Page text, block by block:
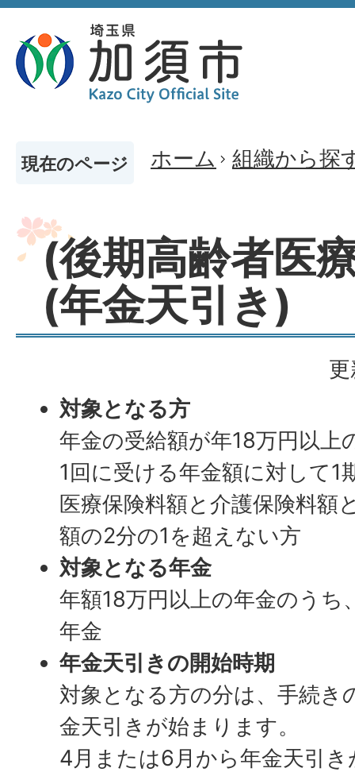
現在のページ ホーム 組織から探
(後期高齢者医
(年金天引き)
対象となる方
年金の受給額が年18万円以上
1回に受ける年金額に対して1
医療保険料額と介護保険料額
額の2分の1を超えない方
対象となる年金
年額18万円以上の年金のうち
年金
年金天引きの開始時期
対象となる方の分は、手続き
金天引きが始まります。
4月または6月から年金天引